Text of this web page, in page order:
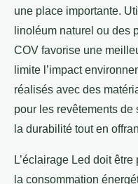
une place importante.
linoléum naturel ou des
COV favorise une
limite l’impact
réalisés avec des
pour les revêtements
la durabilité tout en
L’éclairage Led doit
la consommation